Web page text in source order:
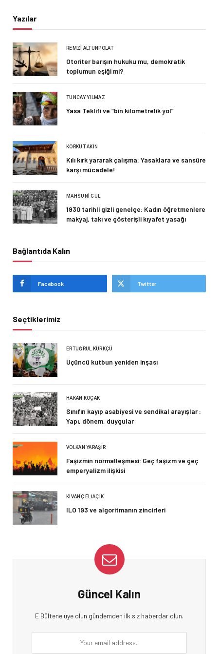
Yazılar
REMZI ALTUNPOLAT
Otoriter barışın hukuku mu, demokratik
toplumun eşiği mi?
TUNCAY YILMAZ
Yasa Teklifi ve “bin kilometrelik yol”
KORKUT AKIN
Kılı kırk yararak çalışma: Yasaklara ve sansüre
karşı mücadele!
MAHSUNI GÜL
1930 tarihli gizli genelge: Kadın öğretmenlere
makyaj, takı ve gösterişli kıyafet yasağı
Bağlantıda Kalın
Facebook Twitter
Seçtiklerimiz
ERTUĞRUL KÜRKÇÜ
Üçüncü kutbun yeniden inşası
HAKAN KOÇAK
Sınıfın kayıp asabiyesi ve sendikal arayışlar :
Yapı, dönem, duygular
VOLKAN YARAŞIR
Faşizmin normalleşmesi: Geç faşizm ve geç
emperyalizm ilişkisi
KIVANÇ ELIAÇIK
ILO 193 ve algoritmanın zincirleri
Güncel Kalın
E Bültene üye olun gündemden ilk siz haberdar olun.